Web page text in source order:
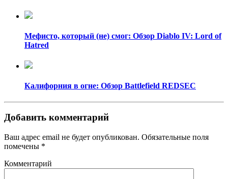
Мефисто, который (не) смог: Обзор Diablo IV: Lord of
Hatred
Калифорния в огне: Обзор Battlefield REDSEC
Добавить комментарий
Ваш адрес email не будет опубликован. Обязательные поля
помечены *
Комментарий